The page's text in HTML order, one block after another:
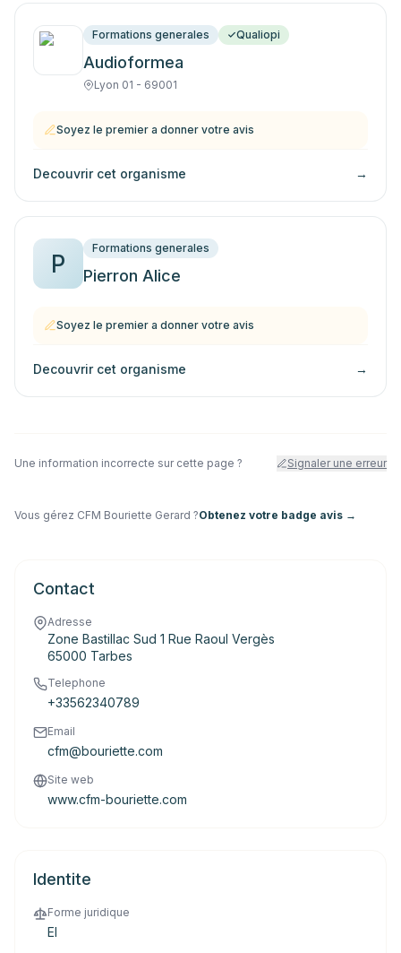
Formations generales Qualiopi
Audioformea
Lyon 01 - 69001
Soyez le premier a donner votre avis
Decouvrir cet organisme →
P
Formations generales
Pierron Alice
Soyez le premier a donner votre avis
Decouvrir cet organisme →
Une information incorrecte sur cette page ? Signaler une erreur
Vous gérez CFM Bouriette Gerard ?Obtenez votre badge avis →
Contact
Adresse
Zone Bastillac Sud 1 Rue Raoul Vergès
65000 Tarbes
Telephone
+33562340789
Email
cfm@bouriette.com
Site web
www.cfm-bouriette.com
Identite
Forme juridique
EI